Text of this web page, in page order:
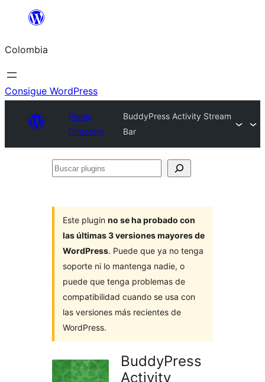
Saltar
contenido
Colombia
Consigue WordPress
Plugin
Directory
BuddyPress Activity Stream
Bar
Buscar
Este plugin no se ha probado con
las últimas 3 versiones mayores de
WordPress. Puede que ya no tenga
soporte ni lo mantenga nadie, o
puede que tenga problemas de
compatibilidad cuando se usa con
las versiones más recientes de
WordPress.
BuddyPress
Activity